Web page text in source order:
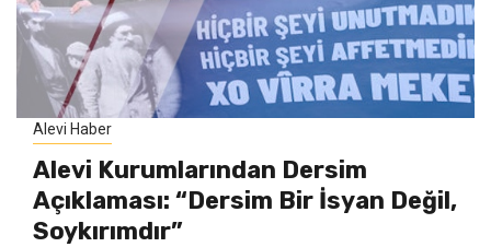
Alevi Haber
Alevi Kurumlarından Dersim
Açıklaması: “Dersim Bir İsyan Değil,
Soykırımdır”